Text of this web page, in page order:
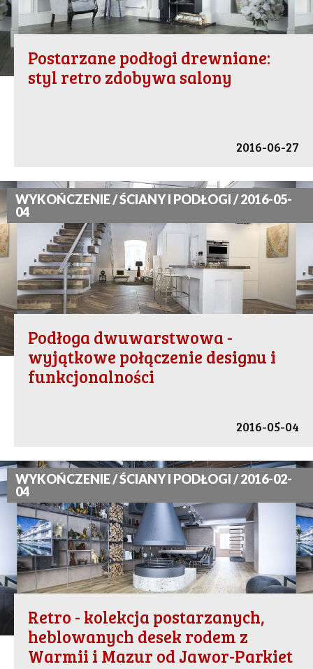
Postarzane podłogi drewniane:
styl retro zdobywa salony
2016-06-27
WYKOŃCZENIE / ŚCIANY I PODŁOGI / 2016-05-
04
Podłoga dwuwarstwowa -
wyjątkowe połączenie designu i
funkcjonalności
2016-05-04
WYKOŃCZENIE / ŚCIANY I PODŁOGI / 2016-02-
04
Retro - kolekcja postarzanych,
heblowanych desek rodem z
Warmii i Mazur od Jawor-Parkiet